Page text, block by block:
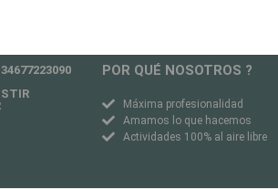
POR QUÉ NOSOTROS ?
Máxima profesionalidad
Amamos lo que hacemos
Actividades 100% al aire libre